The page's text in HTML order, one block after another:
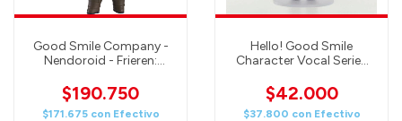
Good Smile Company -
Nendoroid - Frieren:
Frieren (Winter Clothes
Ver.)
$190.750
$171.675 con Efectivo
Hello! Good Smile
Character Vocal Series
Hatsune Miku (Re-run)
$42.000
$37.800 con Efectivo